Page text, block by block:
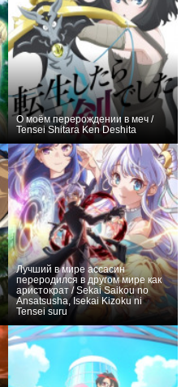
О моём перерождении в меч /
Tensei Shitara Ken Deshita
Лучший в мире ассасин
переродился в другом мире как
аристократ / Sekai Saikou no
Ansatsusha, Isekai Kizoku ni
Tensei suru